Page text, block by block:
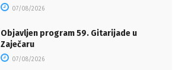
07/08/2026
Objavljen program 59. Gitarijade u
Zaječaru
07/08/2026